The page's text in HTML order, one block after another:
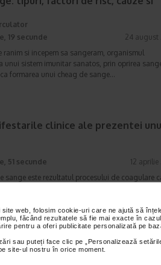
web, folosim cookie-uri care ne ajută să
făcând rezultatele să fie mai exacte în
pentru a oferi publicitate personalizată pe
sau puteți face clic pe „Personalizează
site-ul nostru în orice moment.
19 secunde
24 august
ranim si incepem sa sangeram, organismul
unui sistem imunitar sanatos, prin oprirea
formarea unui cheag de sange…
clinice ale prezentei
51 secunde
12
sange este rezultatul procesului de coagulare
profunda: cauze, simptome,